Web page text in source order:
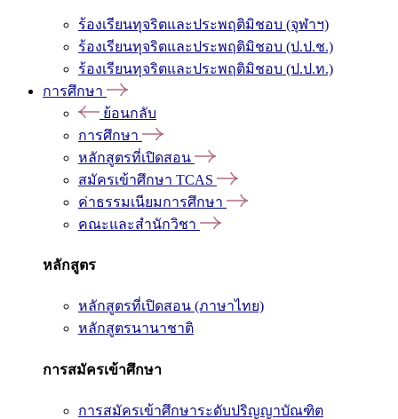
ร้องเรียนทุจริตและประพฤติมิชอบ (จุฬาฯ)
ร้องเรียนทุจริตและประพฤติมิชอบ (ป.ป.ช.)
ร้องเรียนทุจริตและประพฤติมิชอบ (ป.ป.ท.)
การศึกษา
ย้อนกลับ
การศึกษา
หลักสูตรที่เปิดสอน
สมัครเข้าศึกษา TCAS
ค่าธรรมเนียมการศึกษา
คณะและสำนักวิชา
หลักสูตร
หลักสูตรที่เปิดสอน (ภาษาไทย)
หลักสูตรนานาชาติ
การสมัครเข้าศึกษา
การสมัครเข้าศึกษาระดับปริญญาบัณฑิต